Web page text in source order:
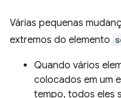
Várias pequenas
extremos do elemento
Quando vários
colocados em um
tempo, todos eles